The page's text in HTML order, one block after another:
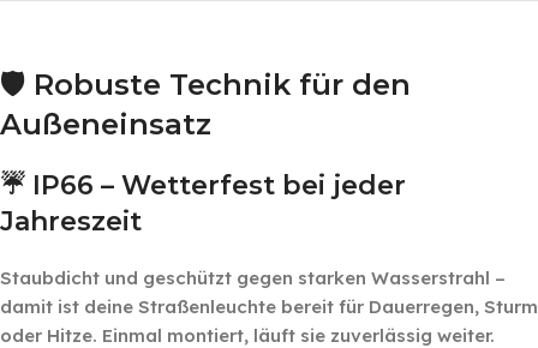
🛡️ Robuste Technik für den
Außeneinsatz
☔ IP66 – Wetterfest bei jeder
Jahreszeit
Staubdicht und geschützt gegen starken Wasserstrahl –
damit ist deine Straßenleuchte bereit für Dauerregen, Sturm
oder Hitze. Einmal montiert, läuft sie zuverlässig weiter.